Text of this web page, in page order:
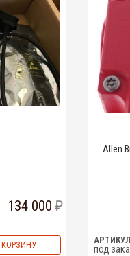
134 000
Allen
под